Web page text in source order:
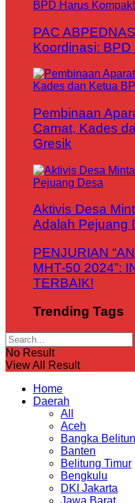
PAC
Koordinasi:
Pembinaan
Camat, Kades
Gresik
Aktivis Desa
Adalah Pejuang
PENJURIAN
MHT-50 2024”:
TERBAIK!
Trending Tags
No Result
View All Result
Home
Daerah
All
Aceh
Bangka
Banten
Belitung Timur
Bengkulu
DKI Jakarta
Jawa Barat